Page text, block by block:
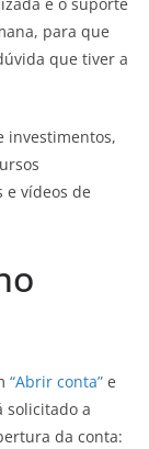
para que
que tiver a
investimentos,
e vídeos de
“Abrir conta” e
solicitado a
da conta: